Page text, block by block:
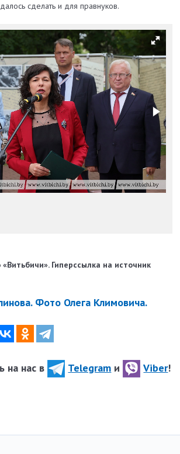
сделать и для правнуков.
Гиперссылка на источник
Фото Олега Климовича.
на нас в Telegram и Viber!